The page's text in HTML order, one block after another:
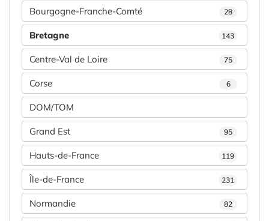
Bourgogne-Franche-Comté 28
Bretagne 143
Centre-Val de Loire 75
Corse 6
DOM/TOM
Grand Est 95
Hauts-de-France 119
Île-de-France 231
Normandie 82